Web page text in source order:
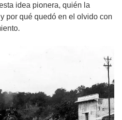
idea pionera, quién la
por qué quedó en el olvido con